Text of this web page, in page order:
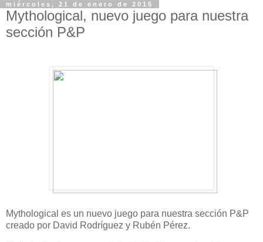
miércoles, 21 de enero de 2015
Mythological, nuevo juego para nuestra
sección P&P
Mythological es un nuevo juego para nuestra sección P&P
creado por David Rodríguez y Rubén Pérez.